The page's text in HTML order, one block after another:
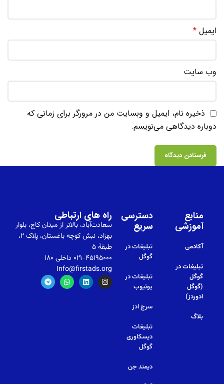
ایمیل *
وب‌ سایت
ذخیره نام، ایمیل و وبسایت من در مرورگر برای زمانی که
دوباره دیدگاهی می‌نویسم.
دسترسی
سریع
تبلیغات در
گوگل
تبلیغات در
یوتیوب
سرچ ادز
تبلیغات
دیسکاوری
گوگل
دیمند جن
منابع
آموزشی
آکادمی
تبلیغات در
گوگل
(گوگل
ادوردز)
بلاگ
راه های ارتباطی
سعادت‌آباد، بالاتر از میدان کاج، بلوار
بهزاد، نبش کوچه باغستان، پلاک ۲،
طبقهٔ ۵
۰۲۱-۴۵۱۹۵۰۰۰ داخلی ۱۸۰
Info@firstads.org